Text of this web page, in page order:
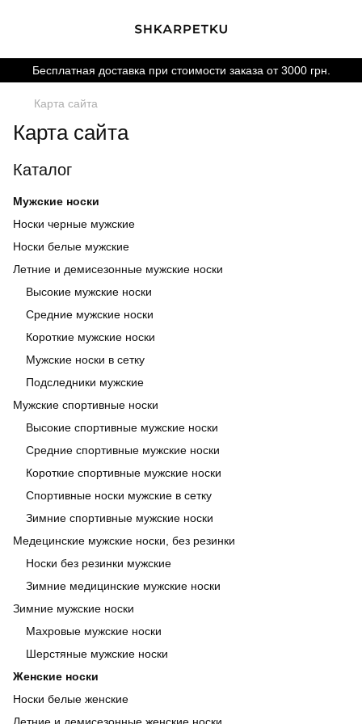
Бесплатная доставка при стоимости заказа от 3000 грн.
Карта сайта
Карта сайта
Каталог
Мужские носки
Носки черные мужские
Носки белые мужские
Летние и демисезонные мужские носки
Высокие мужские носки
Средние мужские носки
Короткие мужские носки
Мужские носки в сетку
Подследники мужские
Мужские спортивные носки
Высокие спортивные мужские носки
Средние спортивные мужские носки
Короткие спортивные мужские носки
Спортивные носки мужские в сетку
Зимние спортивные мужские носки
Медецинские мужские носки, без резинки
Носки без резинки мужские
Зимние медицинские мужские носки
Зимние мужские носки
Махровые мужские носки
Шерстяные мужские носки
Женские носки
Носки белые женские